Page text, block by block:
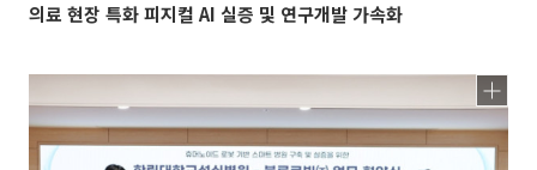
의료 현장 특화 피지컬 AI 실증 및 연구개발 가속화